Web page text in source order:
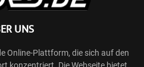
UNS
Online-Plattform, die sich auf den